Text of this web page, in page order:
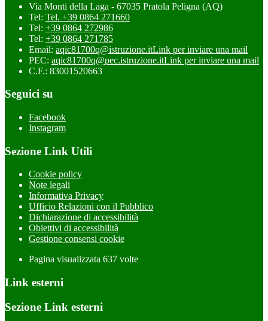
Via Monti della Laga - 67035 Pratola Peligna (AQ)
Tel: Tel. +39 0864 271660
Tel: +39 0864 272986
Tel: +39 0864 271785
Email: aqic81700q@istruzione.itLink per inviare una mail
PEC: aqic81700q@pec.istruzione.itLink per inviare una mail
C.F.: 83001520663
Seguici su
Facebook
Instagram
Sezione Link Utili
Cookie policy
Note legali
Informativa Privacy
Ufficio Relazioni con il Pubblico
Dichiarazione di accessibilità
Obiettivi di accessibilità
Gestione consensi cookie
Pagina visualizzata 637 volte
Link esterni
Sezione Link esterni